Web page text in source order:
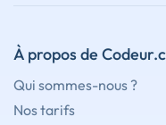
À propos de
Qui sommes-nous ?
Nos tarifs